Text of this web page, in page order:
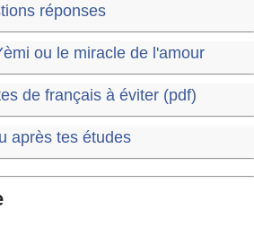
réponses
ou le miracle de l'amour
de français à éviter (pdf)
après tes études